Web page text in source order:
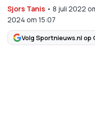
Sjors Tanis • 8 juli 2022
2024 om 15:07
Volg Sportnieuws.nl op